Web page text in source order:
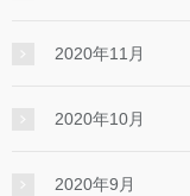
2020年11月
2020年10月
2020年9月